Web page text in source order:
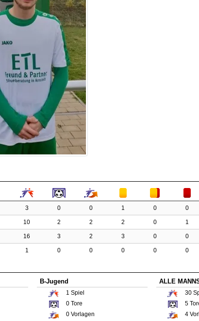
3 0 0 1 0 0
10 2 2 2 0 1
16 3 2 3 0 0
1 0 0 0 0 0
B-Jugend
1 Spiel
0 Tore
0 Vorlagen
ALLE
30
5
4